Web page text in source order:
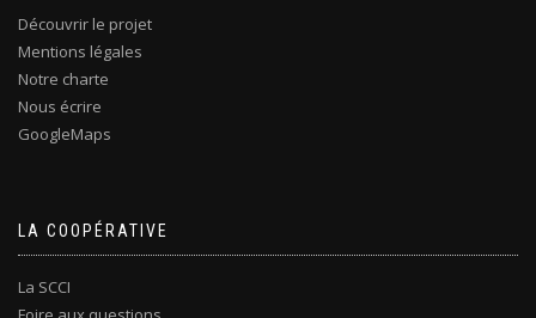
Découvrir le projet
Mentions légales
Notre charte
Nous écrire
GoogleMaps
LA COOPÉRATIVE
La SCCI